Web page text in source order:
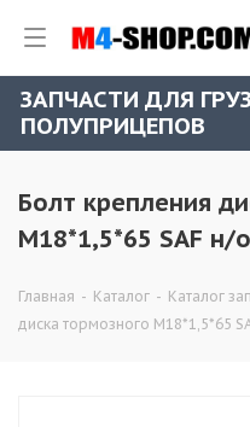
ЗАПЧАСТИ ДЛЯ
ПОЛУПРИЦЕПОВ
Болт крепления
M18*1,5*65 SAF н/о
Главная - Каталог - Каталог
диска тормозного M18*1,5*65